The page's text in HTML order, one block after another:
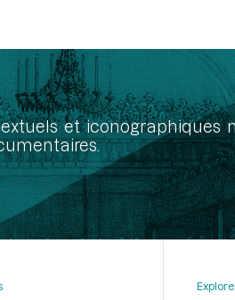
et iconographiques